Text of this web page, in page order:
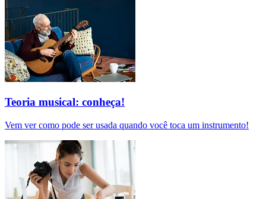
Teoria musical: conheça!
Vem ver como pode ser usada quando você toca um instrumento!